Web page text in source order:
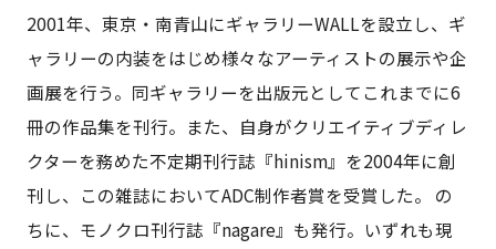
2001年、東京・南青山にギャラリーWALLを設立し、ギ
ャラリーの内装をはじめ様々なアーティストの展示や企
画展を行う。同ギャラリーを出版元としてこれまでに6
冊の作品集を刊行。また、自身がクリエイティブディレ
クターを務めた不定期刊行誌『hinism』を2004年に創
刊し、この雑誌においてADC制作者賞を受賞した。 の
ちに、モノクロ刊行誌『nagare』も発行。いずれも現